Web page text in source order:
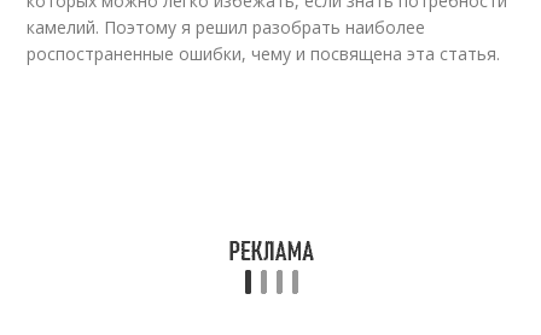
камелий. Поэтому я решил разобрать наиболее
роспостраненные ошибки, чему и посвящена эта статья.